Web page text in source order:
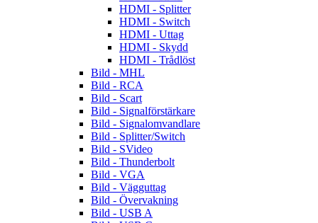
HDMI - Splitter
HDMI - Switch
HDMI - Uttag
HDMI - Skydd
HDMI - Trådlöst
Bild - MHL
Bild - RCA
Bild - Scart
Bild - Signalförstärkare
Bild - Signalomvandlare
Bild - Splitter/Switch
Bild - SVideo
Bild - Thunderbolt
Bild - VGA
Bild - Vägguttag
Bild - Övervakning
Bild - USB A